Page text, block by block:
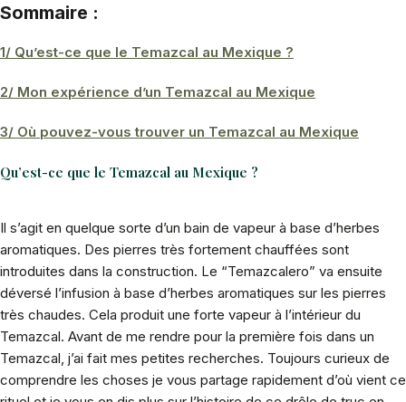
Sommaire :
1/ Qu’est-ce que le Temazcal au Mexique ?
2/ Mon expérience d’un Temazcal au Mexique
3/ Où pouvez-vous trouver un Temazcal au Mexique
Qu’est-ce que le Temazcal au Mexique ?
Il s’agit en quelque sorte d’un bain de vapeur à base d’herbes
aromatiques. Des pierres très fortement chauffées sont
introduites dans la construction. Le “Temazcalero” va ensuite
déversé l’infusion à base d’herbes aromatiques sur les pierres
très chaudes. Cela produit une forte vapeur à l’intérieur du
Temazcal. Avant de me rendre pour la première fois dans un
Temazcal, j’ai fait mes petites recherches. Toujours curieux de
comprendre les choses je vous partage rapidement d’où vient ce